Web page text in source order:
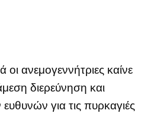
οι ανεμογεννήτριες καίνε
διερεύνηση και
για τις πυρκαγιές